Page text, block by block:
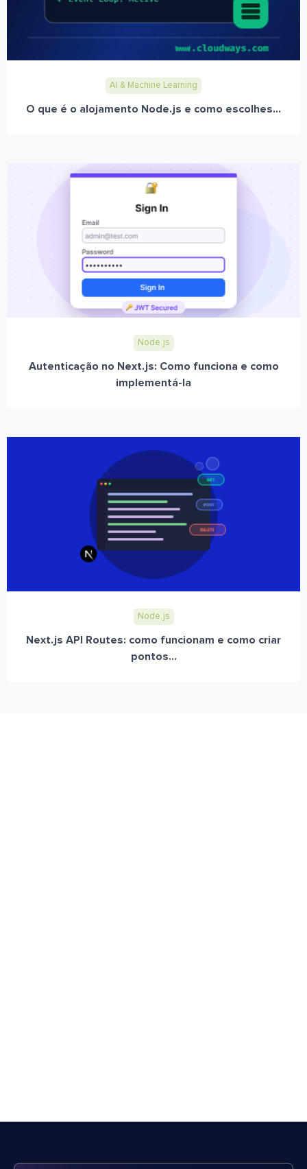
AI & Machine Learning
O que é o alojamento Node.js e como escolhes...
Node.js
Autenticação no Next.js: Como funciona e como
implementá-la
Node.js
Next.js API Routes: como funcionam e como criar
pontos...